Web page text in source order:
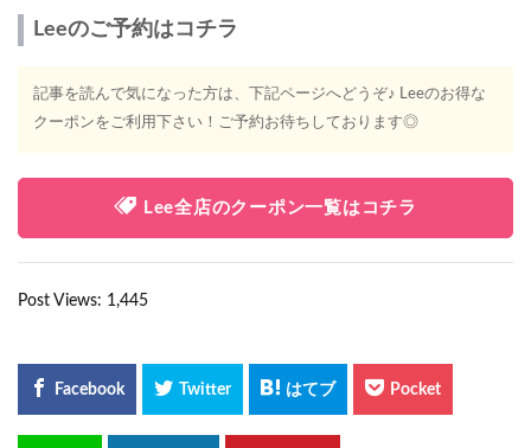
Leeのご予約はコチラ
記事を読んで気になった方は、下記ページへどうぞ♪ Leeのお得な
クーポンをご利用下さい！ご予約お待ちしております◎
Lee全店のクーポン一覧はコチラ
Post Views: 1,445